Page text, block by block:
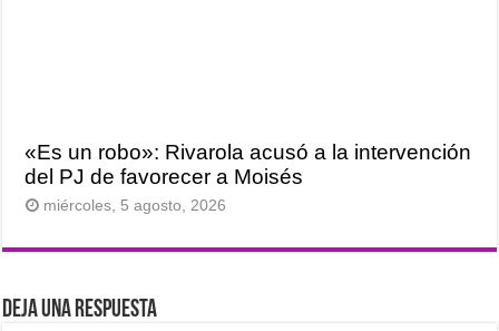
«Es un robo»: Rivarola acusó a la intervención
del PJ de favorecer a Moisés
miércoles, 5 agosto, 2026
Deja una respuesta